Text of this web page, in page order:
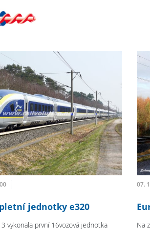
jednotky e320
vykonala první 16vozová jednotka
07.
Na